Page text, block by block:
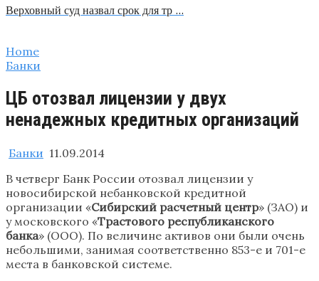
Верховный суд назвал срок для тр …
Home
Банки
ЦБ отозвал лицензии у двух
ненадежных кредитных организаций
Банки 11.09.2014
В четверг Банк России отозвал лицензии у
новосибирской небанковской кредитной
организации «Сибирский расчетный центр» (ЗАО) и
у московского «Трастового республиканского
банка» (ООО). По величине активов они были очень
небольшими, занимая соответственно 853-е и 701-е
места в банковской системе.